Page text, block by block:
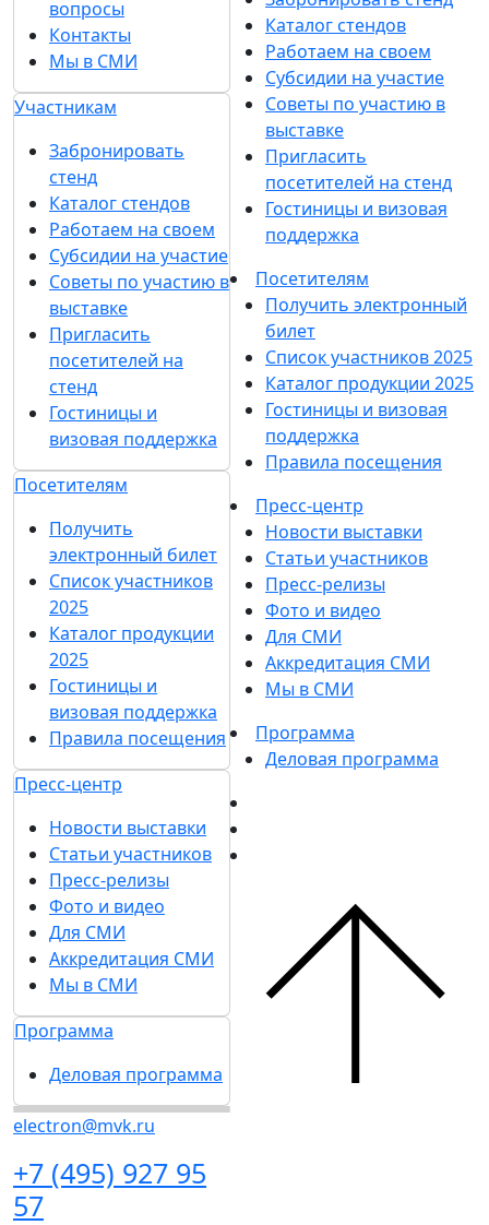
вопросы
Контакты
Мы в СМИ
Участникам
Забронировать
стенд
Каталог стендов
Работаем на своем
Субсидии на участие
Советы по участию в
выставке
Пригласить
посетителей на
стенд
Гостиницы и
визовая поддержка
Посетителям
Получить
электронный билет
Список участников
2025
Каталог продукции
2025
Гостиницы и
визовая поддержка
Правила посещения
Пресс-центр
Новости выставки
Статьи участников
Пресс-релизы
Фото и видео
Для СМИ
Аккредитация СМИ
Мы в СМИ
Программа
Деловая программа
electron@mvk.ru
+7 (495) 927 95
57
Каталог стендов
Работаем на своем
Субсидии на участие
Советы по участию в
выставке
Пригласить
посетителей на стенд
Гостиницы и визовая
поддержка
Посетителям
Получить электронный
билет
Список участников 2025
Каталог продукции 2025
Гостиницы и визовая
поддержка
Правила посещения
Пресс-центр
Новости выставки
Статьи участников
Пресс-релизы
Фото и видео
Для СМИ
Аккредитация СМИ
Мы в СМИ
Программа
Деловая программа